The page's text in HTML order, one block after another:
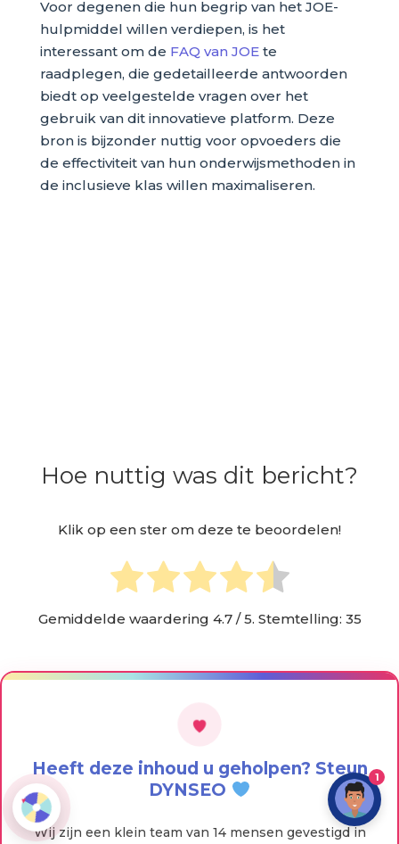
Voor degenen die hun begrip van het JOE-
hulpmiddel willen verdiepen, is het
interessant om de FAQ van JOEte
raadplegen, die gedetailleerde antwoorden
biedt op veelgestelde vragen over het
gebruik van dit innovatieve platform. Deze
bron is bijzonder nuttig voor opvoeders die
de effectiviteit van hun onderwijsmethoden in
de inclusieve klas willen maximaliseren.
Hoe nuttig was dit bericht?
Klik op een ster om deze te beoordelen!
Gemiddelde waardering 4.7/ 5. Stemtelling: 35
Heeft deze inhoud u geholpen? Steun
DYNSEO
Wij zijn een klein team van 14 mensen gevestigd in
1